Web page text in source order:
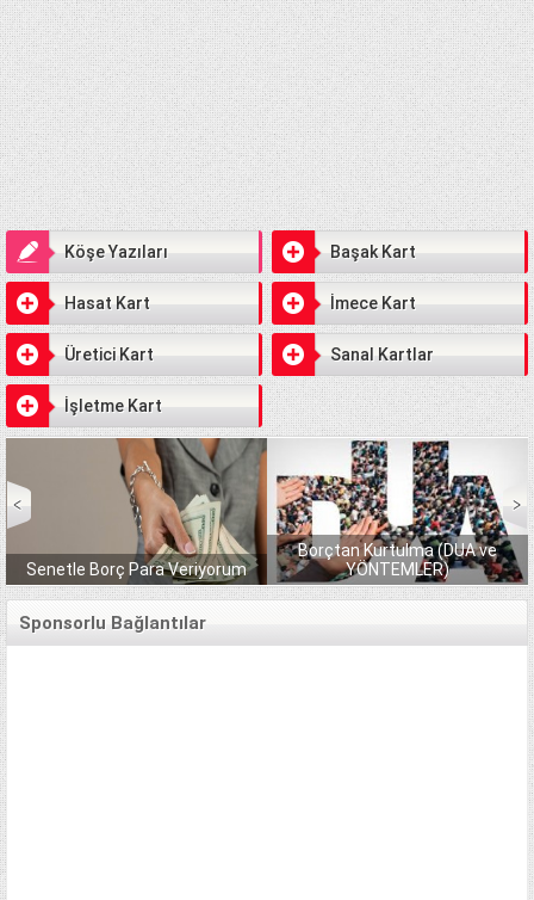
Köşe Yazıları Başak Kart
Hasat Kart İmece Kart
Üretici Kart Sanal Kartlar
İşletme Kart
Senetle Borç Para Veriyorum
Borçtan Kurtulma (DUA ve
YÖNTEMLER)
Sponsorlu Bağlantılar